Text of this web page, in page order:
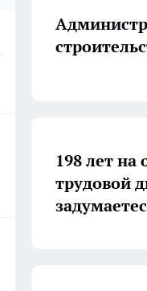
198 лет на
трудовой